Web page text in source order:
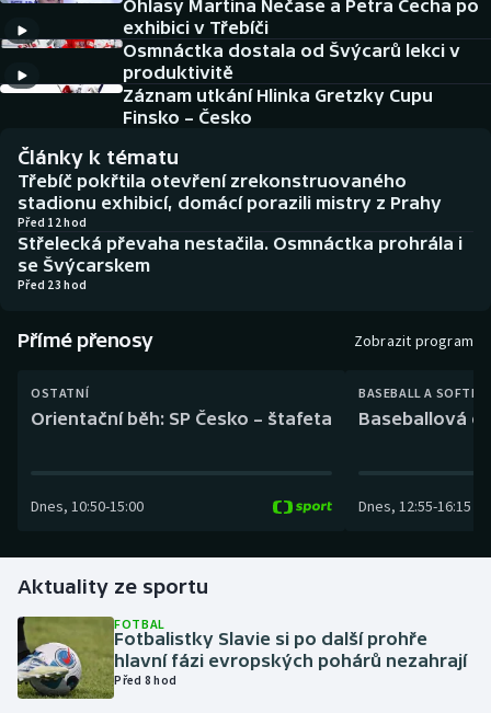
Americký fotbal
Baseball a softbal
Basketbal
Biatlon
Boby a skeleton
Dostihy
Futsal
Gymnastika
Házená
NEPŘEHLÉDNĚTE
Soutěže
Historické návraty
Aplikace ČT sport
AZ kvíz
Ohlasy Martina Nečase a Petra Čecha po
exhibici v Třebíči
Osmnáctka dostala od Švýcarů lekci v
produktivitě
Záznam utkání Hlinka Gretzky Cupu
Finsko – Česko
Články k tématu
Třebíč pokřtila otevření zrekonstruovaného
stadionu exhibicí, domácí porazili mistry z Prahy
Před 12 hod
Střelecká převaha nestačila. Osmnáctka prohrála i
se Švýcarskem
Před 23 hod
Přímé přenosy Zobrazit program
OSTATNÍ
Orientační běh: SP Česko – štafeta
Dnes, 10:50-15:00
BASEBALL A
Baseballová
Dnes, 12:55-16:15
Aktuality ze sportu
FOTBAL
Fotbalistky Slavie si po další prohře
hlavní fázi evropských pohárů nezahrají
Před 8 hod